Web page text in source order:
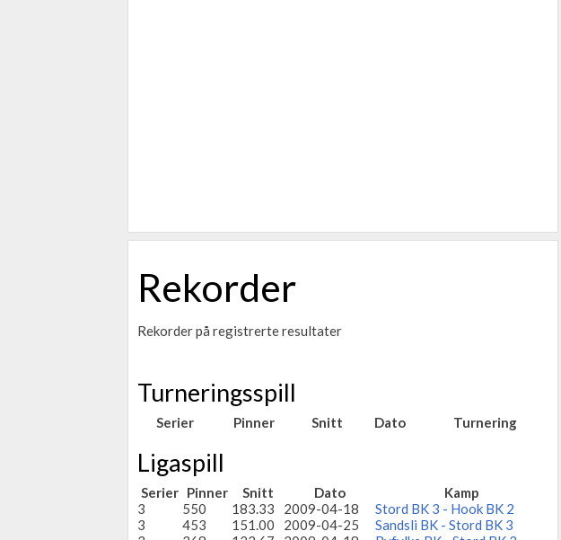
Rekorder
Rekorder på registrerte resultater
Turneringsspill
Serier Pinner Snitt Dato Turnering
Ligaspill
Serier Pinner Snitt Dato
Kamp
3
550 183.33 2009-04-18
Stord BK 3 - Hook BK 2
3
453 151.00 2009-04-25
Sandsli BK - Stord BK 3